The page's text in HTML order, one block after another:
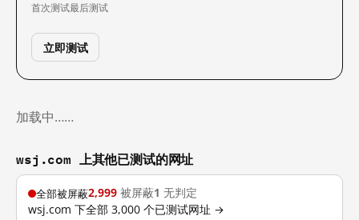
首次测试最后测试
立即测试
加载中……
wsj.com 上其他已测试的网址
全部被屏蔽2,999 被屏蔽1 无判定
wsj.com 下全部 3,000 个已测试网址 →